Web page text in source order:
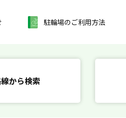
駐輪場のご利用方法
から検索